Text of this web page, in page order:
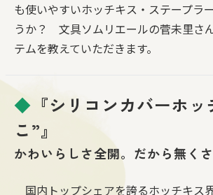
も使いやすいホッチキス・ステープラ
うか？ 文具ソムリエールの菅未里さ
テムを教えていただきます。
◆ 『シリコンカバーホ
こ”』
かわいらしさ全開。だから無く
国内トップシェアを誇るホッチキス